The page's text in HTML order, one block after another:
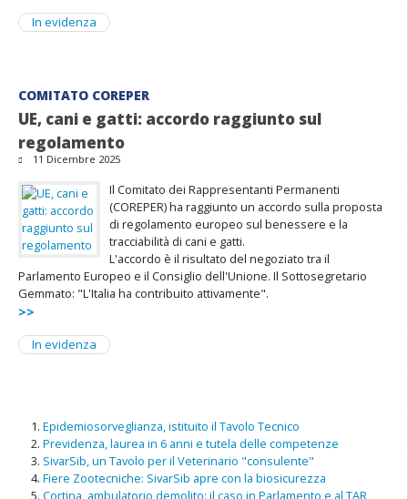
In evidenza
COMITATO COREPER
UE, cani e gatti: accordo raggiunto sul
regolamento
11 Dicembre 2025
Il Comitato dei Rappresentanti Permanenti
(COREPER) ha raggiunto un accordo sulla proposta
di regolamento europeo sul benessere e la
tracciabilità di cani e gatti.
L'accordo è il risultato del negoziato tra il
Parlamento Europeo e il Consiglio dell'Unione. Il Sottosegretario
Gemmato: "L'Italia ha contribuito attivamente".
>>
In evidenza
Epidemiosorveglianza, istituito il Tavolo Tecnico
Previdenza, laurea in 6 anni e tutela delle competenze
SivarSib, un Tavolo per il Veterinario "consulente"
Fiere Zootecniche: SivarSib apre con la biosicurezza
Cortina, ambulatorio demolito: il caso in Parlamento e al TAR